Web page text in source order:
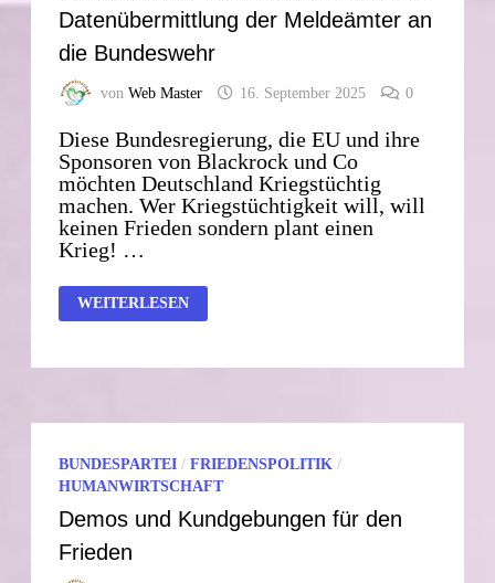
Datenübermittlung der Meldeämter an
die Bundeswehr
vonWeb Master 16. September 2025 0
Diese Bundesregierung, die EU und ihre
Sponsoren von Blackrock und Co
möchten Deutschland Kriegstüchtig
machen. Wer Kriegstüchtigkeit will, will
keinen Frieden sondern plant einen
Krieg! …
FORMULAR
ZUM
AN
WEITERLESEN
BUNDESPARTEI /FRIEDENSPOLITIK /
HUMANWIRTSCHAFT
Demos und Kundgebungen für den
Frieden